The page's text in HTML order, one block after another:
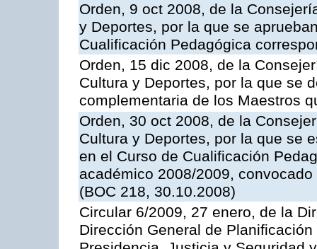
Orden, 9 oct 2008, de la
y Deportes, por la que se
Cualificación Pedagógica
Orden, 15 dic 2008, de la
Cultura y Deportes, por la que se
complementaria de los Maestros
Orden, 30 oct 2008, de la
Cultura y Deportes, por la que se
en el Curso de Cualificación
académico 2008/2009,
(BOC 218, 30.10.2008)
Circular 6/2009, 27 enero, de la
Dirección General de